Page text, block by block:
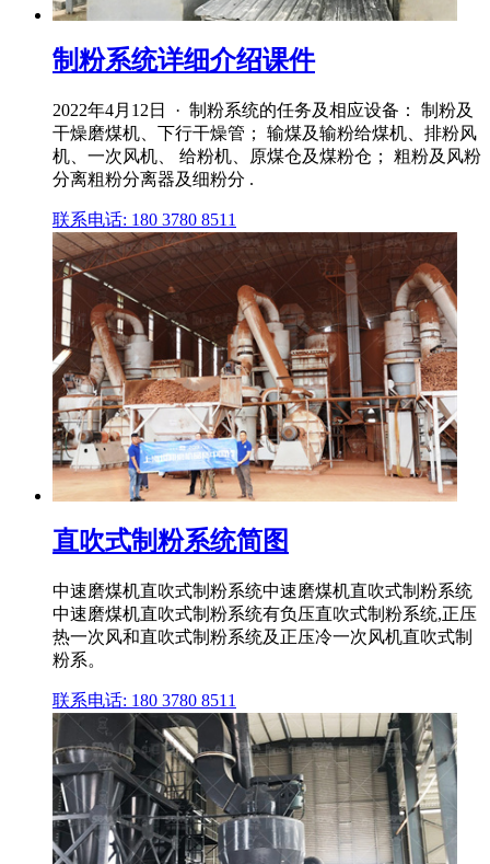
制粉系统详细介绍课件
2022年4月12日 · 制粉系统的任务及相应设备： 制粉及
干燥磨煤机、下行干燥管； 输煤及输粉给煤机、排粉风
机、一次风机、 给粉机、原煤仓及煤粉仓； 粗粉及风粉
分离粗粉分离器及细粉分 .
联系电话: 180 3780 8511
直吹式制粉系统简图
中速磨煤机直吹式制粉系统中速磨煤机直吹式制粉系统
中速磨煤机直吹式制粉系统有负压直吹式制粉系统,正压
热一次风和直吹式制粉系统及正压冷一次风机直吹式制
粉系。
联系电话: 180 3780 8511